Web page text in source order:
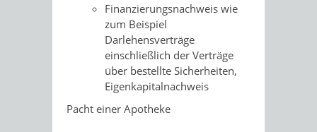
Finanzierungsnachweis wie
zum Beispiel
Darlehensverträge
einschließlich der Verträge
über bestellte Sicherheiten,
Eigenkapitalnachweis
Pacht einer Apotheke